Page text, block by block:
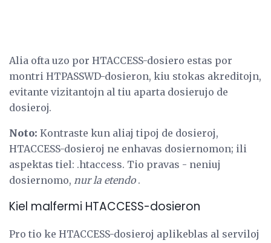
Alia ofta uzo por HTACCESS-dosiero estas por
montri HTPASSWD-dosieron, kiu stokas akreditojn,
evitante vizitantojn al tiu aparta dosierujo de
dosieroj.
Noto: Kontraste kun aliaj tipoj de dosieroj,
HTACCESS-dosieroj ne enhavas dosiernomon; ili
aspektas tiel: .htaccess. Tio pravas - neniuj
dosiernomo, nur la etendo.
Kiel malfermi HTACCESS-dosieron
Pro tio ke HTACCESS-dosieroj aplikeblas al serviloj